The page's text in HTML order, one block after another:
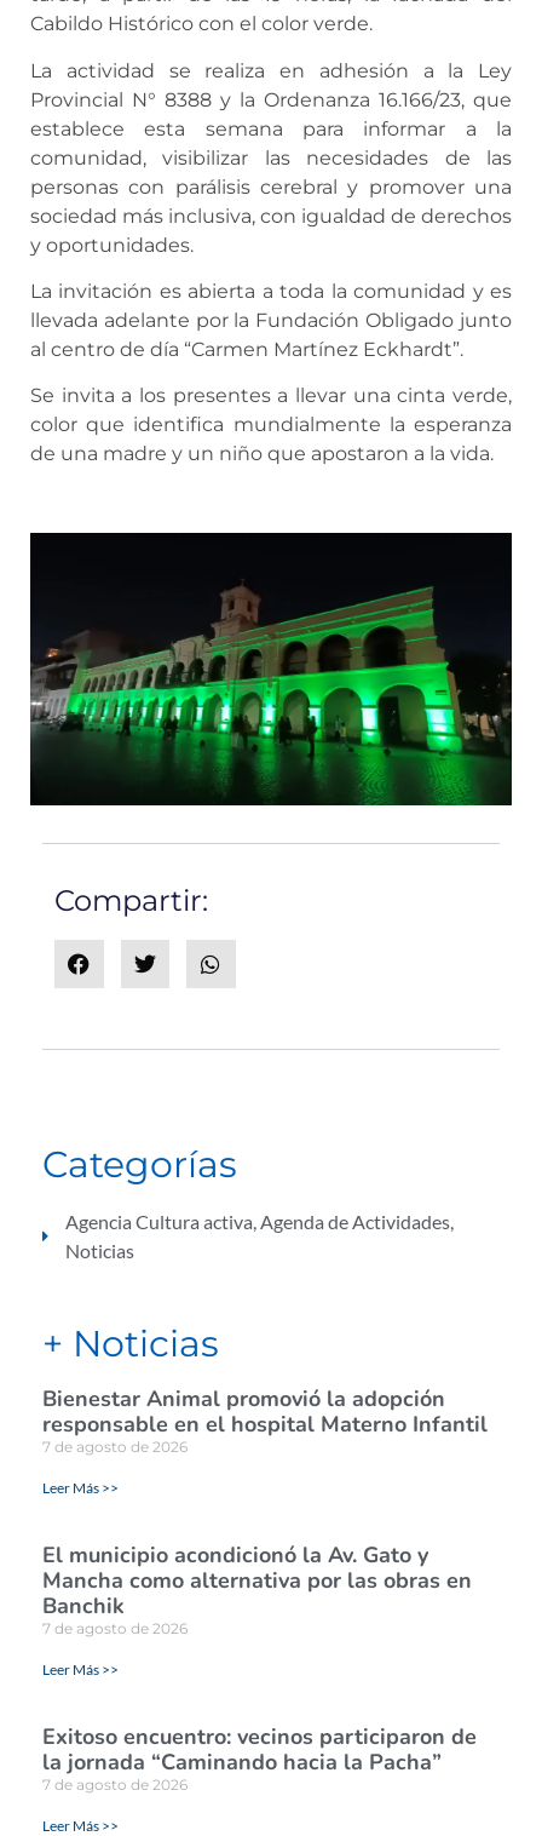
Cabildo Histórico con el color verde.
La actividad se realiza en adhesión a la Ley
Provincial N° 8388 y la Ordenanza 16.166/23, que
establece esta semana para informar a la
comunidad, visibilizar las necesidades de las
personas con parálisis cerebral y promover una
sociedad más inclusiva, con igualdad de derechos
y oportunidades.
La invitación es abierta a toda la comunidad y es
llevada adelante por la Fundación Obligado junto
al centro de día “Carmen Martínez Eckhardt”.
Se invita a los presentes a llevar una cinta verde,
color que identifica mundialmente la esperanza
de una madre y un niño que apostaron a la vida.
Compartir:
Categorías
Agencia Cultura activa,Agenda de Actividades,
Noticias
+ Noticias
Bienestar Animal promovió la adopción
responsable en el hospital Materno Infantil
7 de agosto de 2026
Leer Más >>
El municipio acondicionó la Av. Gato y
Mancha como alternativa por las obras en
Banchik
7 de agosto de 2026
Leer Más >>
Exitoso encuentro: vecinos participaron de
la jornada “Caminando hacia la Pacha”
7 de agosto de 2026
Leer Más >>